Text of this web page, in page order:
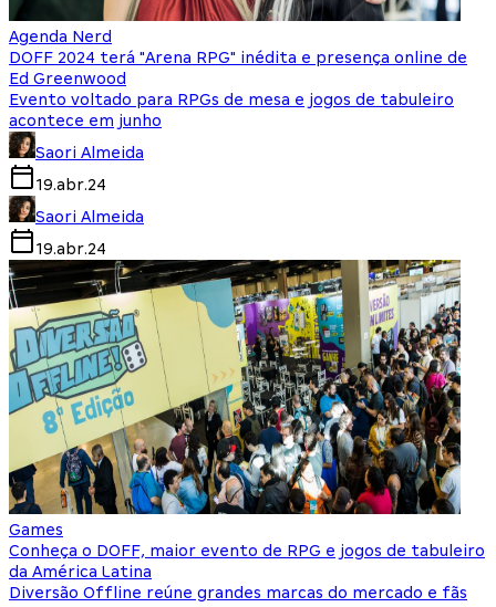
Agenda Nerd
DOFF 2024 terá "Arena RPG" inédita e presença online de
Ed Greenwood
Evento voltado para RPGs de mesa e jogos de tabuleiro
acontece em junho
Saori Almeida
19.abr.24
Saori Almeida
19.abr.24
Games
Conheça o DOFF, maior evento de RPG e jogos de tabuleiro
da América Latina
Diversão Offline reúne grandes marcas do mercado e fãs